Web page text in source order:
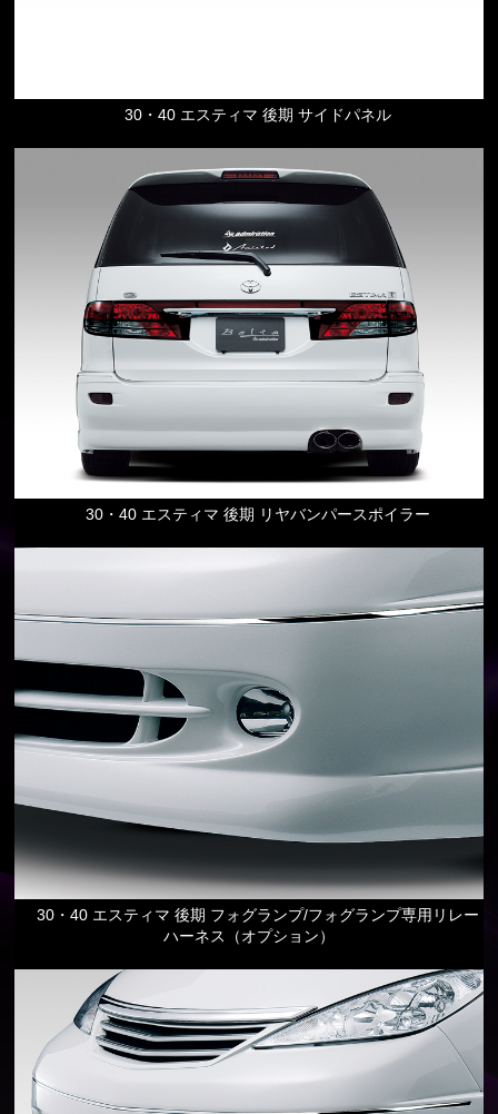
30・40 エスティマ 後期 サイドパネル
30・40 エスティマ 後期 リヤバンパースポイラー
30・40 エスティマ 後期 フォグランプ/フォグランプ専用リレー
ハーネス（オプション）